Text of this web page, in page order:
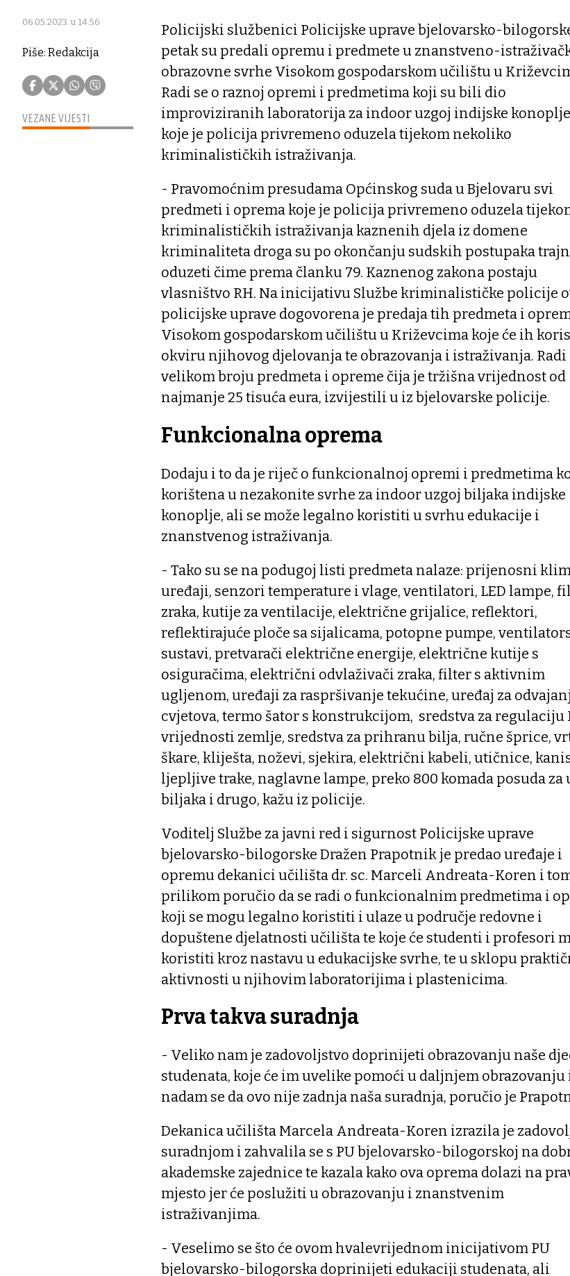
06.05.2023. u 14:56
Piše: Redakcija
VEZANE VIJESTI
Policijski službenici Policijske uprave bjelovarsko-
petak su predali opremu i predmete u znanstveno-
obrazovne svrhe Visokom gospodarskom učilištu u
Radi se o raznoj opremi i predmetima koji su bili dio
improviziranih laboratorija za indoor uzgoj indijske
koje je policija privremeno oduzela tijekom nekoliko
kriminalističkih istraživanja.
- Pravomoćnim presudama Općinskog suda u Bjelovaru svi
predmeti i oprema koje je policija privremeno oduzela
kriminalističkih istraživanja kaznenih djela iz domene
kriminaliteta droga su po okončanju sudskih postupaka
oduzeti čime prema članku 79. Kaznenog zakona postaju
vlasništvo RH. Na inicijativu Službe kriminalističke policije
policijske uprave dogovorena je predaja tih predmeta i
Visokom gospodarskom učilištu u Križevcima koje će ih
okviru njihovog djelovanja te obrazovanja i istraživanja. Radi
velikom broju predmeta i opreme čija je tržišna vrijednost od
najmanje 25 tisuća eura, izvijestili u iz bjelovarske policije.
Funkcionalna oprema
Dodaju i to da je riječ o funkcionalnoj opremi i predmetima
korištena u nezakonite svrhe za indoor uzgoj biljaka indijske
konoplje, ali se može legalno koristiti u svrhu edukacije i
znanstvenog istraživanja.
- Tako su se na podugoj listi predmeta nalaze: prijenosni
uređaji, senzori temperature i vlage, ventilatori, LED lampe,
zraka, kutije za ventilacije, električne grijalice, reflektori,
reflektirajuće ploče sa sijalicama, potopne pumpe,
sustavi, pretvarači električne energije, električne kutije s
osiguračima, električni odvlaživači zraka, filter s aktivnim
ugljenom, uređaji za raspršivanje tekućine, uređaj za
cvjetova, termo šator s konstrukcijom, sredstva za regulaciju
vrijednosti zemlje, sredstva za prihranu bilja, ručne šprice,
škare, kliješta, noževi, sjekira, električni kabeli, utičnice,
ljepljive trake, naglavne lampe, preko 800 komada posuda za
biljaka i drugo, kažu iz policije.
Voditelj Službe za javni red i sigurnost Policijske uprave
bjelovarsko-bilogorske Dražen Prapotnik je predao uređaje i
opremu dekanici učilišta dr. sc. Marceli Andreata-Koren i
prilikom poručio da se radi o funkcionalnim predmetima i
koji se mogu legalno koristiti i ulaze u područje redovne i
dopuštene djelatnosti učilišta te koje će studenti i profesori
koristiti kroz nastavu u edukacijske svrhe, te u sklopu
aktivnosti u njihovim laboratorijima i plastenicima.
Prva takva suradnja
- Veliko nam je zadovoljstvo doprinijeti obrazovanju naše
studenata, koje će im uvelike pomoći u daljnjem obrazovanju
nadam se da ovo nije zadnja naša suradnja, poručio je
Dekanica učilišta Marcela Andreata-Koren izrazila je
suradnjom i zahvalila se s PU bjelovarsko-bilogorskoj na
akademske zajednice te kazala kako ova oprema dolazi na
mjesto jer će poslužiti u obrazovanju i znanstvenim
istraživanjima.
- Veselimo se što će ovom hvalevrijednom inicijativom PU
bjelovarsko-bilogorska doprinijeti edukaciji studenata, ali